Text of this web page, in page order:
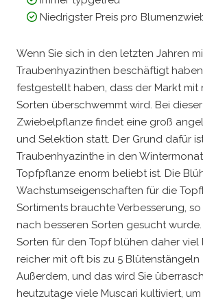
Niedrigster Preis pro
Wenn Sie sich in den letzten Jahren
Traubenhyazinthen beschäftigt
festgestellt haben, dass der Markt mit
Sorten überschwemmt wird. Bei
Zwiebelpflanze findet eine groß
und Selektion statt. Der Grund dafür
Traubenhyazinthe in den
Topfpflanze enorm beliebt ist. Die
Wachstumseigenschaften für die
Sortiments brauchte Verbesserung,
nach besseren Sorten gesucht
Sorten für den Topf blühen daher viel
reicher mit oft bis zu 5 Blütenstängeln
Außerdem, und das wird Sie
heutzutage viele Muscari kultiviert, um